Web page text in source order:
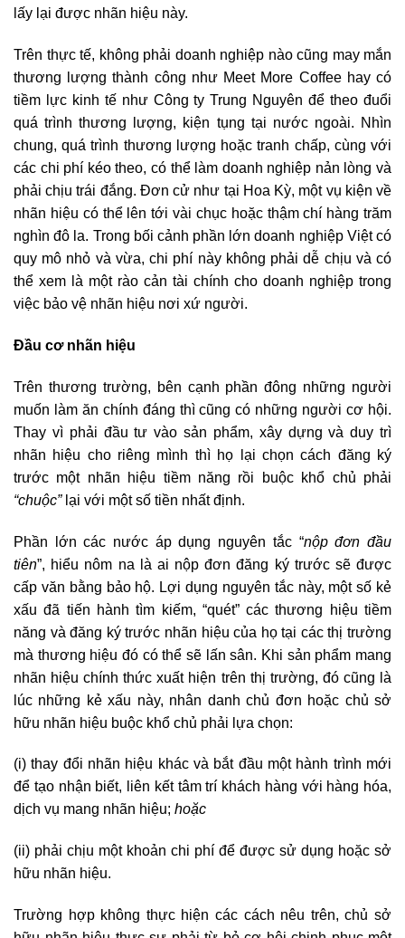
lấy lại được nhãn hiệu này.
Trên thực tế, không phải doanh nghiệp nào cũng may mắn
thương lượng thành công như Meet More Coffee hay có
tiềm lực kinh tế như Công ty Trung Nguyên để theo đuổi
quá trình thương lượng, kiện tụng tại nước ngoài. Nhìn
chung, quá trình thương lượng hoặc tranh chấp, cùng với
các chi phí kéo theo, có thể làm doanh nghiệp nản lòng và
phải chịu trái đắng. Đơn cử như tại Hoa Kỳ, một vụ kiện về
nhãn hiệu có thể lên tới vài chục hoặc thậm chí hàng trăm
nghìn đô la. Trong bối cảnh phần lớn doanh nghiệp Việt có
quy mô nhỏ và vừa, chi phí này không phải dễ chịu và có
thể xem là một rào cản tài chính cho doanh nghiệp trong
việc bảo vệ nhãn hiệu nơi xứ người.
Đầu cơ nhãn hiệu
Trên thương trường, bên cạnh phần đông những người
muốn làm ăn chính đáng thì cũng có những người cơ hội.
Thay vì phải đầu tư vào sản phẩm, xây dựng và duy trì
nhãn hiệu cho riêng mình thì họ lại chọn cách đăng ký
trước một nhãn hiệu tiềm năng rồi buộc khổ chủ phải
“chuộc”lại với một số tiền nhất định.
Phần lớn các nước áp dụng nguyên tắc “nộp đơn đầu
tiên”, hiểu nôm na là ai nộp đơn đăng ký trước sẽ được
cấp văn bằng bảo hộ. Lợi dụng nguyên tắc này, một số kẻ
xấu đã tiến hành tìm kiếm, “quét” các thương hiệu tiềm
năng và đăng ký trước nhãn hiệu của họ tại các thị trường
mà thương hiệu đó có thể sẽ lấn sân. Khi sản phẩm mang
nhãn hiệu chính thức xuất hiện trên thị trường, đó cũng là
lúc những kẻ xấu này, nhân danh chủ đơn hoặc chủ sở
hữu nhãn hiệu buộc khổ chủ phải lựa chọn:
(i) thay đổi nhãn hiệu khác và bắt đầu một hành trình mới
để tạo nhận biết, liên kết tâm trí khách hàng với hàng hóa,
dịch vụ mang nhãn hiệu; hoặc
(ii) phải chịu một khoản chi phí để được sử dụng hoặc sở
hữu nhãn hiệu.
Trường hợp không thực hiện các cách nêu trên, chủ sở